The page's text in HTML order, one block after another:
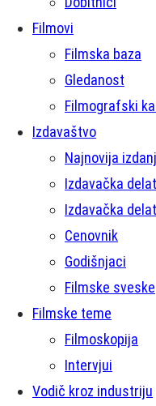
Filmovi
Filmska baza
Gledanost
Filmografski
Izdavaštvo
Najnovija
Izdavačka
Izdavačka
Cenovnik
Godišnjaci
Filmske sveske
Filmske teme
Filmoskopija
Intervjui
Vodič kroz industriju